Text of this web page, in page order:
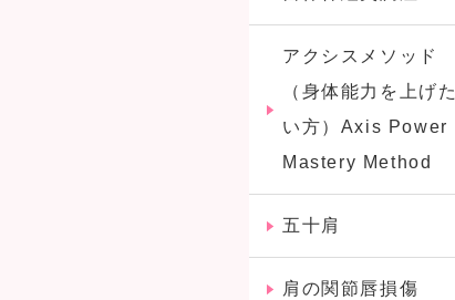
アクシスメソッド
（身体能力を上げた
い方）Axis Power
Mastery Method
五十肩
肩の関節唇損傷